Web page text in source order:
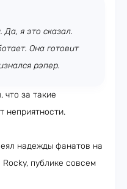
Да, я это сказал.
Она готовит
рэпер.
что за такие
неприятности.
надежды фанатов на
публике совсем